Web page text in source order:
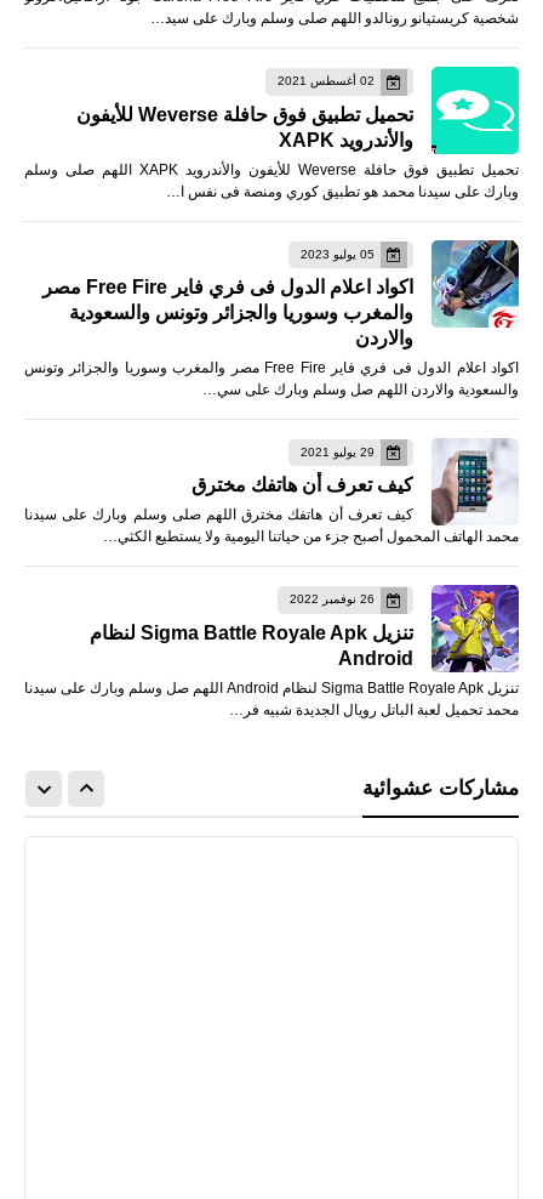
شخصية كريستيانو رونالدو اللهم صلى وسلم وبارك على سيد…
02 أغسطس 2021
تحميل تطبيق فوق حافلة Weverse للأيفون
والأندرويد XAPK
تحميل تطبيق فوق حافلة Weverse للأيفون والأندرويد XAPK اللهم صلى وسلم
وبارك على سيدنا محمد هو تطبيق كوري ومنصة فى نفس ا…
05 يوليو 2023
اكواد اعلام الدول فى فري فاير Free Fire مصر
والمغرب وسوريا والجزائر وتونس والسعودية
والاردن
اكواد اعلام الدول فى فري فاير Free Fire مصر والمغرب وسوريا والجزائر وتونس
والسعودية والاردن اللهم صل وسلم وبارك على سي…
29 يوليو 2021
كيف تعرف أن هاتفك مخترق
كيف تعرف أن هاتفك مخترق اللهم صلى وسلم وبارك على سيدنا
محمد الهاتف المحمول أصبح جزء من حياتنا اليومية ولا يستطيع الكثي…
26 نوفمبر 2022
تنزيل Sigma Battle Royale Apk لنظام
Android
تنزيل Sigma Battle Royale Apk لنظام Android اللهم صل وسلم وبارك على سيدنا
محمد تحميل لعبة الباتل رويال الجديدة شبيه فر…
مشاركات عشوائية